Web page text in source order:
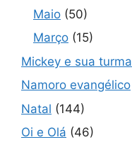
Maio (50)
Março (15)
Mickey e sua turma
Namoro evangélico
Natal (144)
Oi e Olá (46)